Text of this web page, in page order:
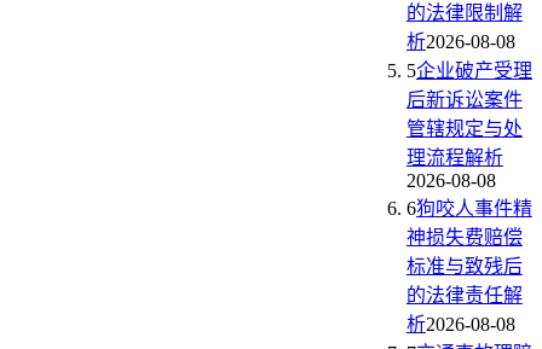
的法律限制解
析2026-08-08
5企业破产受理
后新诉讼案件
管辖规定与处
理流程解析
2026-08-08
6狗咬人事件精
神损失费赔偿
标准与致残后
的法律责任解
析2026-08-08